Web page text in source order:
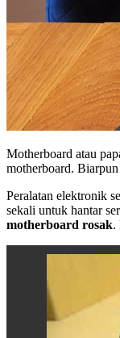
Motherboard atau
motherboard.
Peralatan elektronik
sekali untuk hantar
motherboard rosak.